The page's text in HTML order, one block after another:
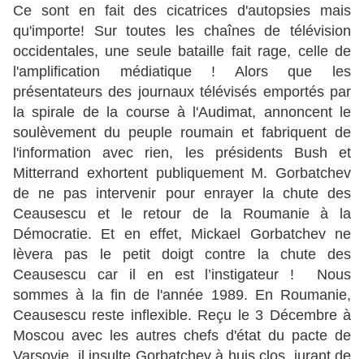
Ce sont en fait des cicatrices d'autopsies mais
qu'importe! Sur toutes les chaînes de télévision
occidentales, une seule bataille fait rage, celle de
l'amplification médiatique ! Alors que les
présentateurs des journaux télévisés emportés par
la spirale de la course à l'Audimat, annoncent le
soulèvement du peuple roumain et fabriquent de
l'information avec rien, les présidents Bush et
Mitterrand exhortent publiquement M. Gorbatchev
de ne pas intervenir pour enrayer la chute des
Ceausescu et le retour de la Roumanie à la
Démocratie. Et en effet, Mickael Gorbatchev ne
lèvera pas le petit doigt contre la chute des
Ceausescu car il en est l’instigateur ! Nous
sommes à la fin de l'année 1989. En Roumanie,
Ceausescu reste inflexible. Reçu le 3 Décembre à
Moscou avec les autres chefs d'état du pacte de